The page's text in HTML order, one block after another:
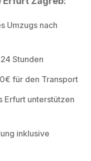
Umzugs nach
Stunden
für den Transport
Erfurt unterstützen
inklusive